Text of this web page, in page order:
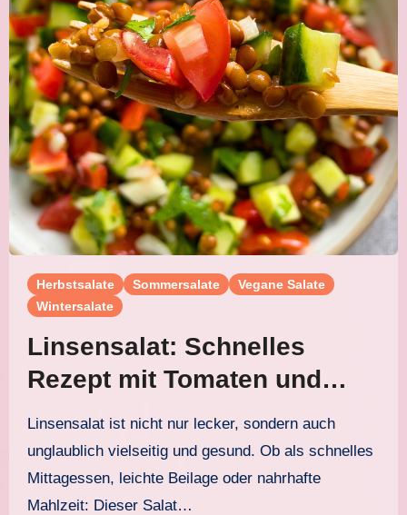
Herbstsalate Sommersalate
Vegane Salate
Wintersalate
Linsensalat: Schnelles
Rezept mit Tomaten und
Gurke für jede Jahreszeit
Linsensalat ist nicht nur lecker, sondern auch
unglaublich vielseitig und gesund. Ob als schnelles
Mittagessen, leichte Beilage oder nahrhafte
Mahlzeit: Dieser Salat…